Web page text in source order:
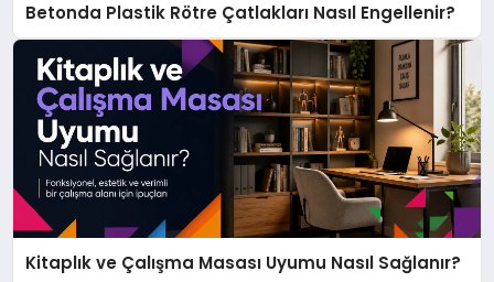
Betonda Plastik Rötre Çatlakları Nasıl Engellenir?
Kitaplık ve Çalışma Masası Uyumu Nasıl Sağlanır?